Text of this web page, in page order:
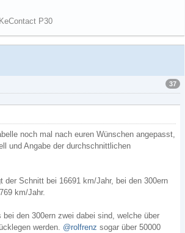
P30
37
noch mal nach euren Wünschen angepasst,
und Angabe der durchschnittlichen
der Schnitt bei 16691 km/Jahr, bei den 300ern
km/Jahr.
den 300ern zwei dabei sind, welche über
werden. @rolfrenz sogar über 50000